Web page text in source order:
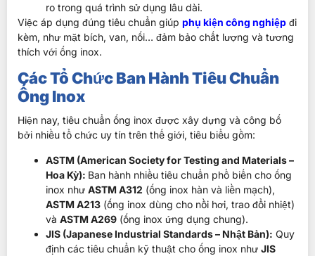
ro trong quá trình sử dụng lâu dài.
Việc áp dụng đúng tiêu chuẩn giúp phụ kiện công nghiệp đi
kèm, như mặt bích, van, nối… đảm bảo chất lượng và tương
thích với ống inox.
Các Tổ Chức Ban Hành Tiêu Chuẩn
Ống Inox
Hiện nay, tiêu chuẩn ống inox được xây dựng và công bố
bởi nhiều tổ chức uy tín trên thế giới, tiêu biểu gồm:
ASTM (American Society for Testing and Materials –
Hoa Kỳ): Ban hành nhiều tiêu chuẩn phổ biến cho ống
inox như ASTM A312 (ống inox hàn và liền mạch),
ASTM A213 (ống inox dùng cho nồi hơi, trao đổi nhiệt)
và ASTM A269 (ống inox ứng dụng chung).
JIS (Japanese Industrial Standards – Nhật Bản): Quy
định các tiêu chuẩn kỹ thuật cho ống inox như JIS